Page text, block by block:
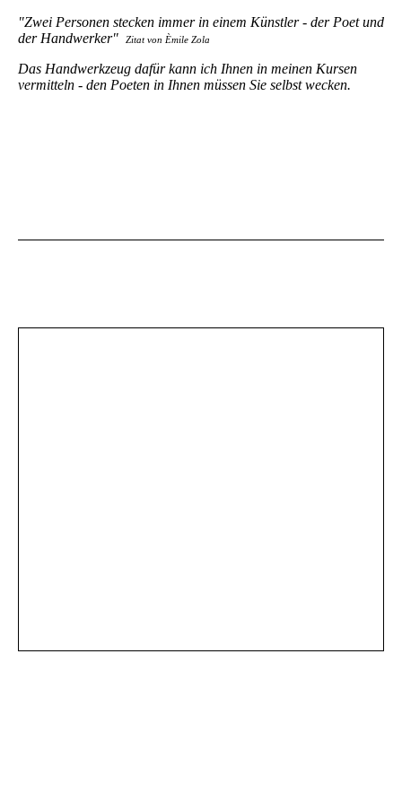
"Zwei Personen stecken immer in einem Künstler - der Poet und
der Handwerker"
Zitat von Èmile Zola
Das Handwerkzeug dafür kann ich Ihnen in meinen Kursen
vermitteln - den Poeten in Ihnen müssen Sie selbst wecken.